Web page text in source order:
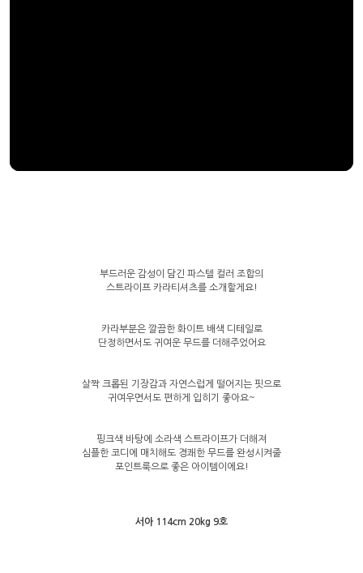
부드러운 감성이 담긴 파스텔 컬러 조합의
스트라이프 카라티셔츠를 소개할게요!
카라부분은 깔끔한 화이트 배색 디테일로
단정하면서도 귀여운 무드를 더해주었어요
살짝 크롭된 기장감과 자연스럽게 떨어지는 핏으로
귀여우면서도 편하게 입히기 좋아요~
핑크색 바탕에 소라색 스트라이프가 더해져
심플한 코디에 매치해도 경쾌한 무드를 완성시켜줄
포인트룩으로 좋은 아이템이에요!
서아 114cm 20kg 9호